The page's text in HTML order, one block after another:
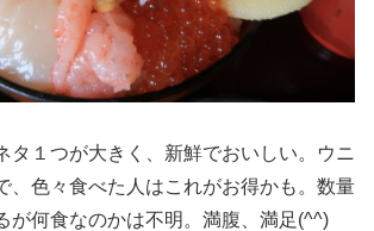
タ１つが大きく、新鮮でおいしい。ウニ
、色々食べた人はこれがお得かも。数量
が何食なのかは不明。満腹、満足(^^)